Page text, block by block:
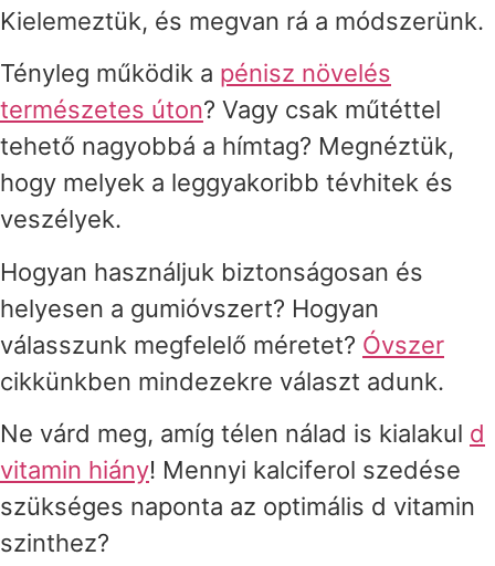
Kielemeztük, és megvan rá a módszerünk.
Tényleg működik a pénisz növelés
természetes úton? Vagy csak műtéttel
tehető nagyobbá a hímtag? Megnéztük,
hogy melyek a leggyakoribb tévhitek és
veszélyek.
Hogyan használjuk biztonságosan és
helyesen a gumióvszert? Hogyan
válasszunk megfelelő méretet? Óvszer
cikkünkben mindezekre választ adunk.
Ne várd meg, amíg télen nálad is kialakul d
vitamin hiány! Mennyi kalciferol szedése
szükséges naponta az optimális d vitamin
szinthez?